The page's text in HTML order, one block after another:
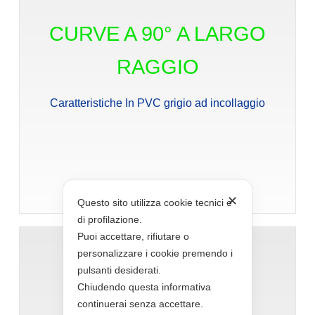
CURVE A 90° A LARGO
RAGGIO
Caratteristiche In PVC grigio ad incollaggio
✕
Questo sito utilizza cookie tecnici e
di profilazione.
Puoi accettare, rifiutare o
personalizzare i cookie premendo i
pulsanti desiderati.
Chiudendo questa informativa
continuerai senza accettare.